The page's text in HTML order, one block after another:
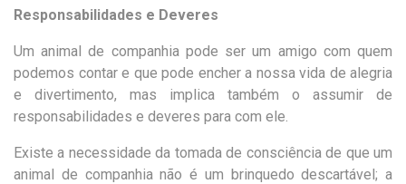
Responsabilidades e Deveres
Um animal de companhia pode ser um amigo com quem
podemos contar e que pode encher a nossa vida de alegria
e divertimento, mas implica também o assumir de
responsabilidades e deveres para com ele.
Existe a necessidade da tomada de consciência de que um
animal de companhia não é um brinquedo descartável; a